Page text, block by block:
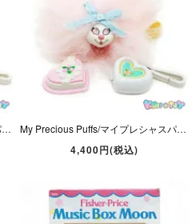
My Precious Puffs/マイプレシャスパフス・Beauty Puffs・Lacey・パステルグリーン・(毛含む)高さ約10cm・1980年代・Matchbox My Precious Puffs/マイプレシャスパフス・Beauty Puffs・Powder・パステルピンク・(毛含む)高さ約10cm・1980年代・Matchbox
4,400円(税込)